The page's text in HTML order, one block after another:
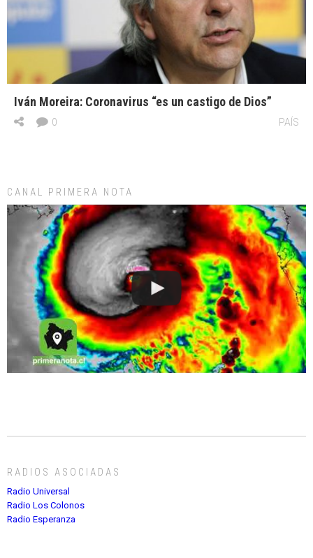
Iván Moreira: Coronavirus “es un castigo de Dios”
PAÍS
0
CANAL PRIMERA NOTA
RADIOS ASOCIADAS
Radio Universal
Radio Los Colonos
Radio Esperanza